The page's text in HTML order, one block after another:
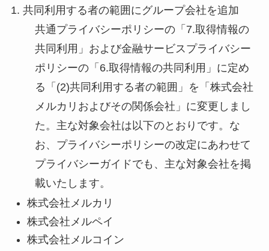
1. 共同利用する者の範囲にグループ会社を追加
共通プライバシーポリシーの「7.取得情報の
共同利用」および金融サービスプライバシー
ポリシーの「6.取得情報の共同利用」に定め
る「(2)共同利用する者の範囲」を「株式会社
メルカリおよびその関係会社」に変更しまし
た。主な対象会社は以下のとおりです。な
お、プライバシーポリシーの改定にあわせて
プライバシーガイドでも、主な対象会社を掲
載いたします。
株式会社メルカリ
株式会社メルペイ
株式会社メルコイン